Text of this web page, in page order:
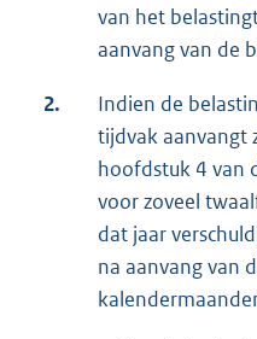
van het
aanvang van de
2.
Indien de
tijdvak aanvangt
hoofdstuk 4 van
voor zoveel
dat jaar
na aanvang van